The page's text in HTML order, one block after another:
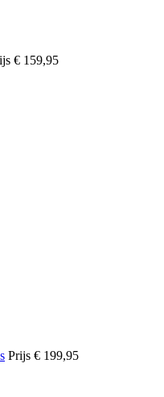
€ 159,95
Prijs € 199,95